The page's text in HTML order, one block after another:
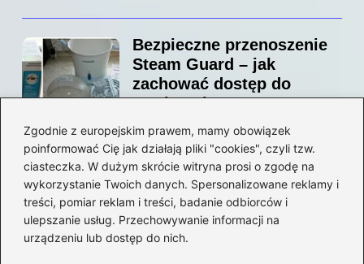
Zgodnie z europejskim prawem, mamy obowiązek
poinformować Cię jak działają pliki "cookies", czyli tzw.
ciasteczka. W dużym skrócie witryna prosi o zgodę na
wykorzystanie Twoich danych. Spersonalizowane reklamy i
treści, pomiar reklam i treści, badanie odbiorców i
ulepszanie usług. Przechowywanie informacji na
urządzeniu lub dostęp do nich.
Bezpieczne przenoszenie
Steam Guard – jak
zachować dostęp do
swojego konta?
Jak bez stresu zmienić
adres email na Steam –
prosty przewodnik krok po
kroku